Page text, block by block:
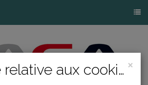
×
Politique relative aux cookies